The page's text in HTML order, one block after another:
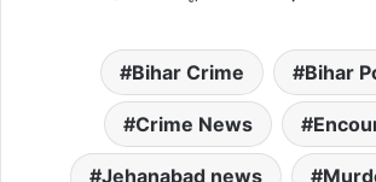
Bihar Crime Bihar
Crime News
Jehanabad news